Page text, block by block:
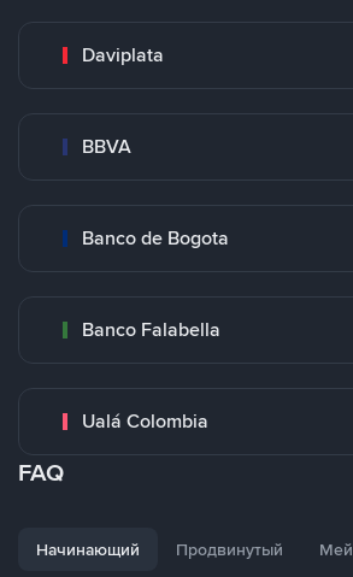
Daviplata
BBVA
Banco de Bogota
Banco Falabella
Ualá Colombia
FAQ
Начинающий Продвинутый